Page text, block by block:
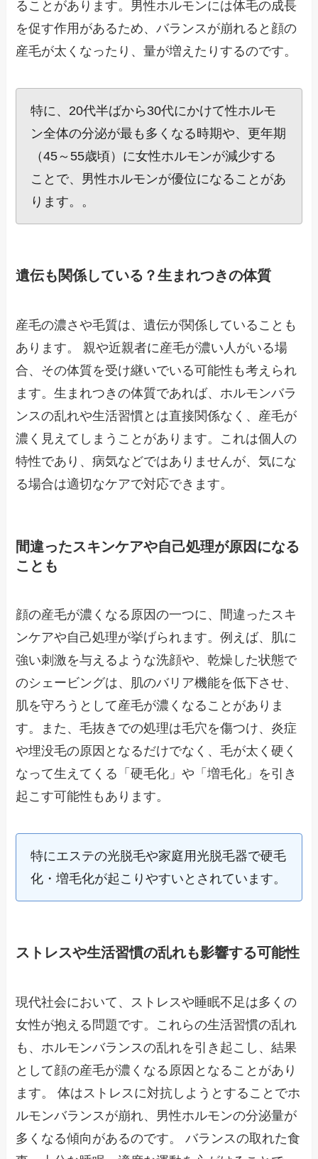
ることがあります。男性ホルモンには体毛の成長
を促す作用があるため、バランスが崩れると顔の
産毛が太くなったり、量が増えたりするのです。
特に、20代半ばから30代にかけて性ホルモ
ン全体の分泌が最も多くなる時期や、更年期
（45～55歳頃）に女性ホルモンが減少する
ことで、男性ホルモンが優位になることがあ
ります。。
遺伝も関係している？生まれつきの体質
産毛の濃さや毛質は、遺伝が関係していることも
あります。 親や近親者に産毛が濃い人がいる場
合、その体質を受け継いでいる可能性も考えられ
ます。生まれつきの体質であれば、ホルモンバラ
ンスの乱れや生活習慣とは直接関係なく、産毛が
濃く見えてしまうことがあります。これは個人の
特性であり、病気などではありませんが、気にな
る場合は適切なケアで対応できます。
間違ったスキンケアや自己処理が原因になる
ことも
顔の産毛が濃くなる原因の一つに、間違ったスキ
ンケアや自己処理が挙げられます。例えば、肌に
強い刺激を与えるような洗顔や、乾燥した状態で
のシェービングは、肌のバリア機能を低下させ、
肌を守ろうとして産毛が濃くなることがありま
す。また、毛抜きでの処理は毛穴を傷つけ、炎症
や埋没毛の原因となるだけでなく、毛が太く硬く
なって生えてくる「硬毛化」や「増毛化」を引き
起こす可能性もあります。
特にエステの光脱毛や家庭用光脱毛器で硬毛
化・増毛化が起こりやすいとされています。
ストレスや生活習慣の乱れも影響する可能性
現代社会において、ストレスや睡眠不足は多くの
女性が抱える問題です。これらの生活習慣の乱れ
も、ホルモンバランスの乱れを引き起こし、結果
として顔の産毛が濃くなる原因となることがあり
ます。 体はストレスに対抗しようとすることでホ
ルモンバランスが崩れ、男性ホルモンの分泌量が
多くなる傾向があるのです。 バランスの取れた食